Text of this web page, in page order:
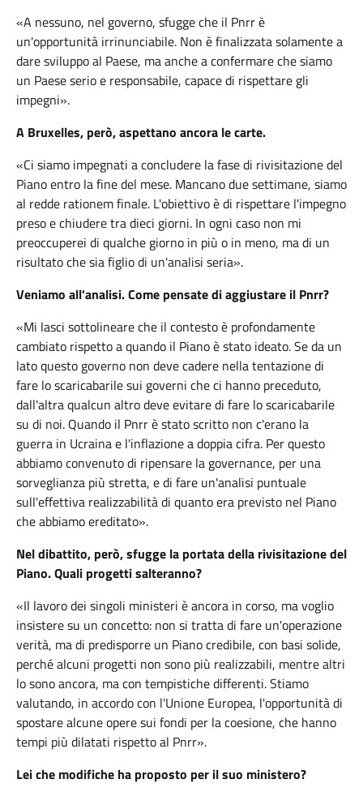
«A nessuno, nel governo, sfugge che il Pnrr è
un'opportunità irrinunciabile. Non è finalizzata solamente a
dare sviluppo al Paese, ma anche a confermare che siamo
un Paese serio e responsabile, capace di rispettare gli
impegni».
A Bruxelles, però, aspettano ancora le carte.
«Ci siamo impegnati a concludere la fase di rivisitazione del
Piano entro la fine del mese. Mancano due settimane, siamo
al redde rationem finale. L'obiettivo è di rispettare l'impegno
preso e chiudere tra dieci giorni. In ogni caso non mi
preoccuperei di qualche giorno in più o in meno, ma di un
risultato che sia figlio di un'analisi seria».
Veniamo all'analisi. Come pensate di aggiustare il Pnrr?
«Mi lasci sottolineare che il contesto è profondamente
cambiato rispetto a quando il Piano è stato ideato. Se da un
lato questo governo non deve cadere nella tentazione di
fare lo scaricabarile sui governi che ci hanno preceduto,
dall'altra qualcun altro deve evitare di fare lo scaricabarile
su di noi. Quando il Pnrr è stato scritto non c'erano la
guerra in Ucraina e l'inflazione a doppia cifra. Per questo
abbiamo convenuto di ripensare la governance, per una
sorveglianza più stretta, e di fare un'analisi puntuale
sull'effettiva realizzabilità di quanto era previsto nel Piano
che abbiamo ereditato».
Nel dibattito, però, sfugge la portata della rivisitazione del
Piano. Quali progetti salteranno?
«Il lavoro dei singoli ministeri è ancora in corso, ma voglio
insistere su un concetto: non si tratta di fare un'operazione
verità, ma di predisporre un Piano credibile, con basi solide,
perché alcuni progetti non sono più realizzabili, mentre altri
lo sono ancora, ma con tempistiche differenti. Stiamo
valutando, in accordo con l'Unione Europea, l'opportunità di
spostare alcune opere sui fondi per la coesione, che hanno
tempi più dilatati rispetto al Pnrr».
Lei che modifiche ha proposto per il suo ministero?